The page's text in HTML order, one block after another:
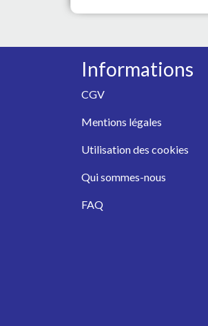
Informations
CGV
Mentions légales
Utilisation des cookies
Qui sommes-nous
FAQ